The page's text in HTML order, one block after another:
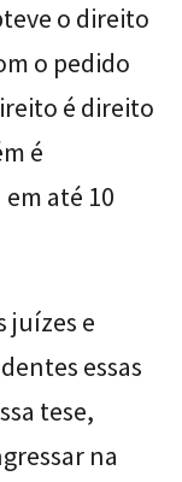
o direito
o pedido
é direito
é
até 10
juízes e
essas
tese,
na